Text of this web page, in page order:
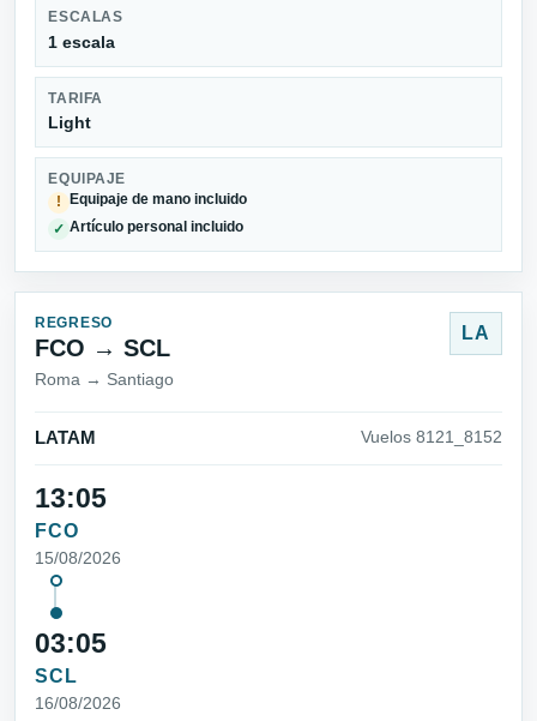
ESCALAS
1 escala
TARIFA
Light
EQUIPAJE
!
Equipaje de mano incluido
✓ Artículo personal incluido
REGRESO
FCO → SCL
Roma → Santiago
LA
LATAM Vuelos 8121_8152
13:05
FCO
15/08/2026
03:05
SCL
16/08/2026